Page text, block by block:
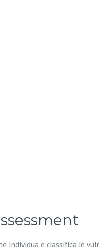
individua e classifica le